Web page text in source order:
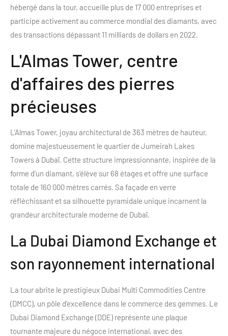
hébergé dans la tour, accueille plus de 17 000 entreprises et
participe activement au commerce mondial des diamants, avec
des transactions dépassant 11 milliards de dollars en 2022.
L'Almas Tower, centre
d'affaires des pierres
précieuses
L'Almas Tower, joyau architectural de 363 mètres de hauteur,
domine majestueusement le quartier de Jumeirah Lakes
Towers à Dubaï. Cette structure impressionnante, inspirée de la
forme d'un diamant, s'élève sur 68 étages et offre une surface
totale de 160 000 mètres carrés. Sa façade en verre
réfléchissant et sa silhouette pyramidale unique incarnent la
grandeur architecturale moderne de Dubaï.
La Dubai Diamond Exchange et
son rayonnement international
La tour abrite le prestigieux Dubai Multi Commodities Centre
(DMCC), un pôle d'excellence dans le commerce des gemmes. Le
Dubai Diamond Exchange (DDE) représente une plaque
tournante majeure du négoce international, avec des